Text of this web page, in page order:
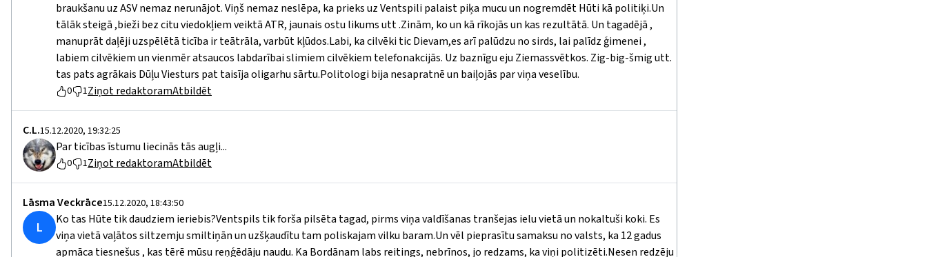
braukšanu uz ASV nemaz nerunājot. Viņš nemaz neslēpa, ka prieks uz Ventspili palaist piķa mucu un nogremdēt Hūti kā politiķi.Un
tālāk steigā ,bieži bez citu viedokļiem veiktā ATR, jaunais ostu likums utt .Zinām, ko un kā rīkojās un kas rezultātā. Un tagadējā ,
manuprāt daļēji uzspēlētā ticība ir teātrāla, varbūt kļūdos.Labi, ka cilvēki tic Dievam,es arī palūdzu no sirds, lai palīdz ģimenei ,
labiem cilvēkiem un vienmēr atsaucos labdarībai slimiem cilvēkiem telefonakcijās. Uz baznīgu eju Ziemassvētkos. Zig-big-šmig utt.
tas pats agrākais Dūļu Viesturs pat taisīja oligarhu sārtu.Politologi bija nesapratnē un baiļojās par viņa veselību.
0 1Ziņot redaktoramAtbildēt
C.L.15.12.2020, 19:32:25
Par ticības īstumu liecinās tās augļi...
0 1Ziņot redaktoramAtbildēt
Lāsma Veckrāce15.12.2020, 18:43:50
L
Ko tas Hūte tik daudziem ieriebis?Ventspils tik forša pilsēta tagad, pirms viņa valdīšanas tranšejas ielu vietā un nokaltuši koki. Es
viņa vietā vaļātos siltzemju smiltiņān un uzšķaudītu tam poliskajam vilku baram.Un vēl pieprasītu samaksu no valsts, ka 12 gadus
apmāca tiesnešus , kas tērē mūsu reņģēdāju naudu. Ka Bordānam labs reitings, nebrīnos, jo redzams, ka viņi politizēti.Nesen redzēju